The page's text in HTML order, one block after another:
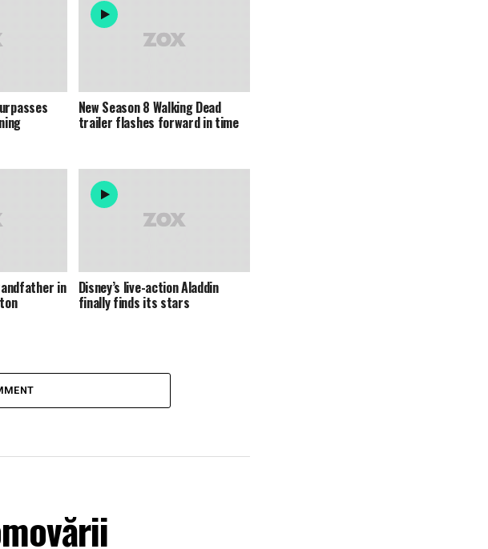
New Season 8 Walking Dead
trailer flashes forward in time
in Disney’s live-action Aladdin
finally finds its stars